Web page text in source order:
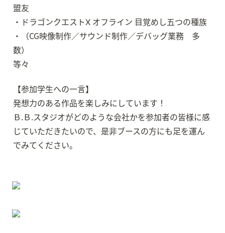
盟友
・ドラゴンクエストⅩ オフライン 目覚めし五つの種族
・（CG映像制作／サウンド制作／デバッグ業務　多
数）
等々
【参加学生への一言】
発想力のある作品を楽しみにしています！
Ｂ.Ｂ.スタジオがどのような会社かを参加者の皆様に感
じていただきたいので、是非ブースの方にも足を運ん
でみてください。